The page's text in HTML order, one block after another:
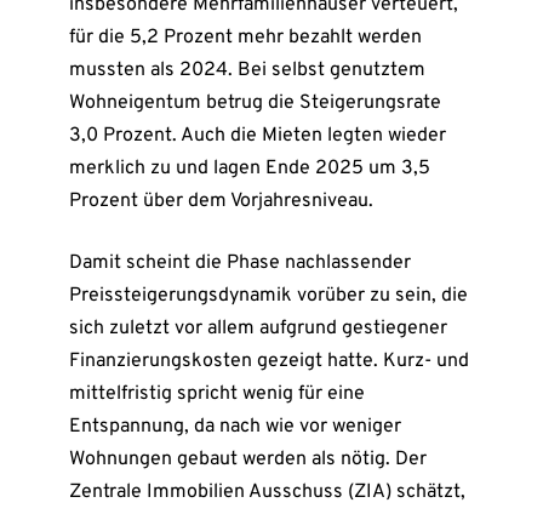
insbesondere Mehrfamilienhäuser verteuert,
für die 5,2 Prozent mehr bezahlt werden
mussten als 2024. Bei selbst genutztem
Wohneigentum betrug die Steigerungsrate
3,0 Prozent. Auch die Mieten legten wieder
merklich zu und lagen Ende 2025 um 3,5
Prozent über dem Vorjahresniveau.
Damit scheint die Phase nachlassender
Preissteigerungsdynamik vorüber zu sein, die
sich zuletzt vor allem aufgrund gestiegener
Finanzierungskosten gezeigt hatte. Kurz- und
mittelfristig spricht wenig für eine
Entspannung, da nach wie vor weniger
Wohnungen gebaut werden als nötig. Der
Zentrale Immobilien Ausschuss (ZIA) schätzt,